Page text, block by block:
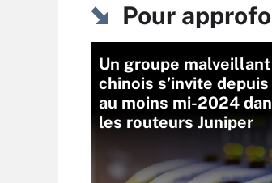
Pour
Un groupe malveillant
chinois s’invite depuis
au moins mi-2024
les routeurs Juniper